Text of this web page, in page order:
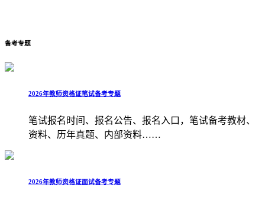
备考专题
2026年教师资格证笔试备考专题
笔试报名时间、报名公告、报名入口，笔试备考教材、
资料、历年真题、内部资料……
2026年教师资格证面试备考专题